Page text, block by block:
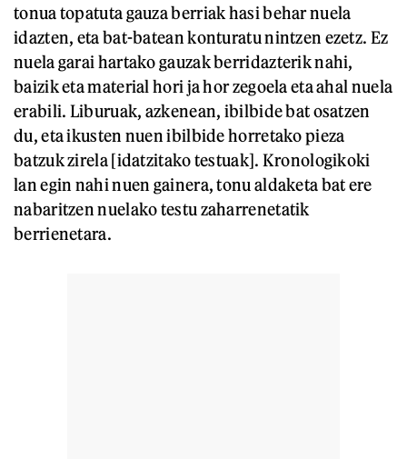
tonua topatuta gauza berriak hasi behar nuela
idazten, eta bat-batean konturatu nintzen ezetz. Ez
nuela garai hartako gauzak berridazterik nahi,
baizik eta material hori ja hor zegoela eta ahal nuela
erabili. Liburuak, azkenean, ibilbide bat osatzen
du, eta ikusten nuen ibilbide horretako pieza
batzuk zirela [idatzitako testuak]. Kronologikoki
lan egin nahi nuen gainera, tonu aldaketa bat ere
nabaritzen nuelako testu zaharrenetatik
berrienetara.